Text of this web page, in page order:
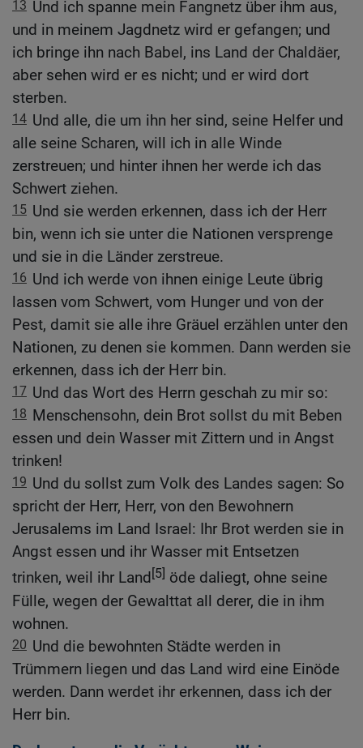
13 Und ich spanne mein Fangnetz über ihm aus,
und in meinem Jagdnetz wird er gefangen; und
ich bringe ihn nach Babel, ins Land der Chaldäer,
aber sehen wird er es nicht; und er wird dort
sterben.
14 Und alle, die um ihn her sind, seine Helfer und
alle seine Scharen, will ich in alle Winde
zerstreuen; und hinter ihnen her werde ich das
Schwert ziehen.
15 Und sie werden erkennen, dass ich der Herr
bin, wenn ich sie unter die Nationen versprenge
und sie in die Länder zerstreue.
16 Und ich werde von ihnen einige Leute übrig
lassen vom Schwert, vom Hunger und von der
Pest, damit sie alle ihre Gräuel erzählen unter den
Nationen, zu denen sie kommen. Dann werden sie
erkennen, dass ich der Herr bin.
17 Und das Wort des Herrn geschah zu mir so:
18 Menschensohn, dein Brot sollst du mit Beben
essen und dein Wasser mit Zittern und in Angst
trinken!
19 Und du sollst zum Volk des Landes sagen: So
spricht der Herr, Herr, von den Bewohnern
Jerusalems im Land Israel: Ihr Brot werden sie in
Angst essen und ihr Wasser mit Entsetzen
trinken, weil ihr Land[5] öde daliegt, ohne seine
Fülle, wegen der Gewalttat all derer, die in ihm
wohnen.
20 Und die bewohnten Städte werden in
Trümmern liegen und das Land wird eine Einöde
werden. Dann werdet ihr erkennen, dass ich der
Herr bin.